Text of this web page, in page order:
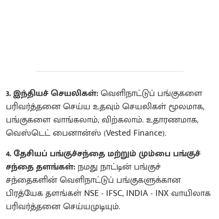
3. இந்தியச் செயலிகள்:வெளிநாட்டுப் பங்குகளை
பரிவர்த்தனை செய்ய உதவும் செயலிகள் மூலமாக,
பங்குகளை வாங்கலாம், விற்கலாம். உதாரணமாக,
வெஸ்டெட் பைனான்ஸ் (Vested Finance).
4. தேசியப் பங்குச்சந்தை மற்றும் மும்பை பங்குச்
சந்தை தளங்கள்:நமது நாட்டின் பங்குச்
சந்தைகளின் வெளிநாட்டுப் பங்குகளுக்கான
பிரத்யேக தளங்கள் NSE - IFSC, INDIA - INX வாயிலாக
பரிவர்த்தனை செய்யமுடியும்.